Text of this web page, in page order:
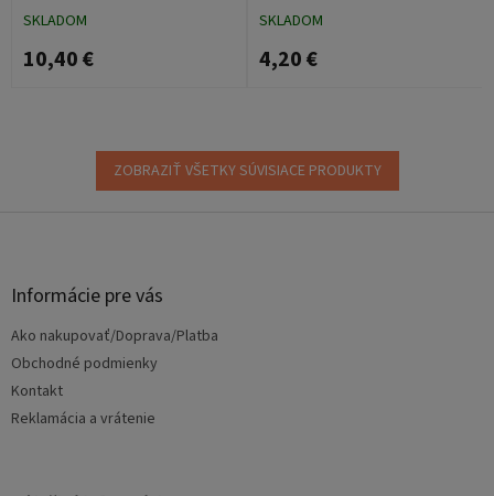
SKLADOM
10,40 €
SKLADOM
4,20 €
ZOBRAZIŤ VŠETKY SÚVISIACE PRODUKTY
Informácie pre vás
Ako nakupovať/Doprava/Platba
Obchodné podmienky
Kontakt
Reklamácia a vrátenie